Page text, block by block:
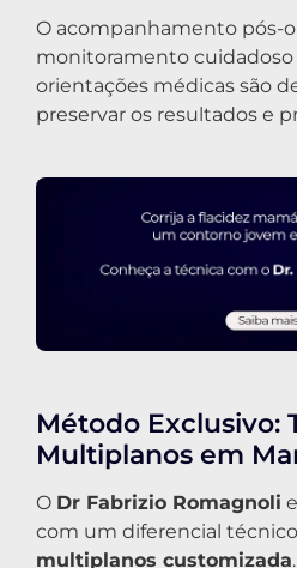
O acompanhamento pós-
monitoramento
orientações médicas são
preservar os resultados e
Método Exclusivo:
Multiplanos em
O Dr Fabrizio Romagnoli
com um diferencial
multiplanos customizada